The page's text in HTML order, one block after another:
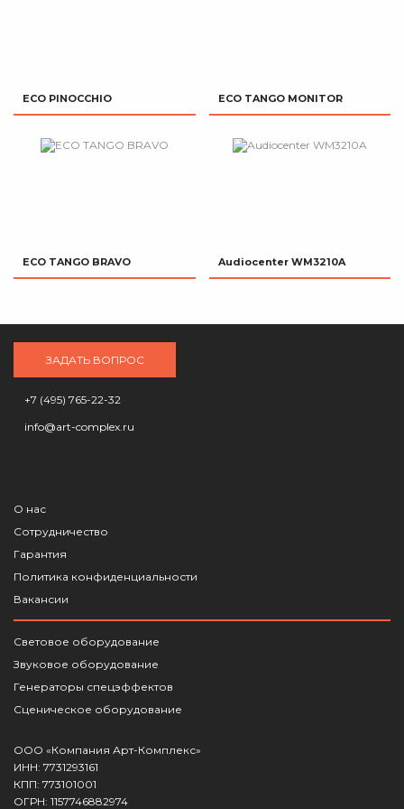
ECO PINOCCHIO ECO TANGO MONITOR
ECO TANGO BRAVO Audiocenter WM3210A
ЗАДАТЬ ВОПРОС
+7 (495) 765-22-32
info@art-complex.ru
О нас
Сотрудничество
Гарантия
Политика конфиденциальности
Вакансии
Световое оборудование
Звуковое оборудование
Генераторы спецэффектов
Сценическое оборудование
ООО «Компания Арт-Комплекс»
ИНН: 7731293161
КПП: 773101001
ОГРН: 1157746882974